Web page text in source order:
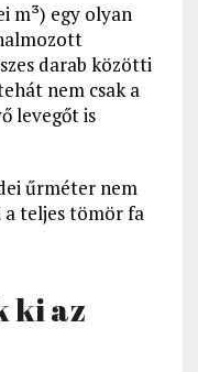
m³) egy olyan
darab közötti
nem csak a
levegőt is
űrméter nem
a teljes tömör fa
ki az